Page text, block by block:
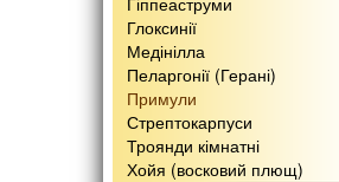
Глоксинії
Медінілла
Пеларгонії (Герані)
Примули
Стрептокарпуси
Троянди кімнатні
Хойя (восковий плющ)